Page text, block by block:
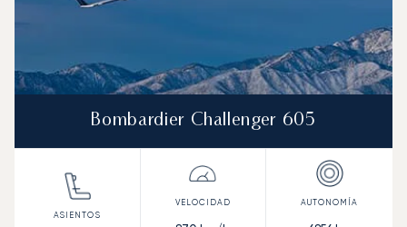
Bombardier Challenger 605